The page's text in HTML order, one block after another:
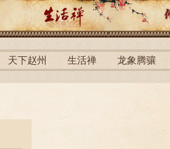
天下赵州 生活禅 龙象腾骧